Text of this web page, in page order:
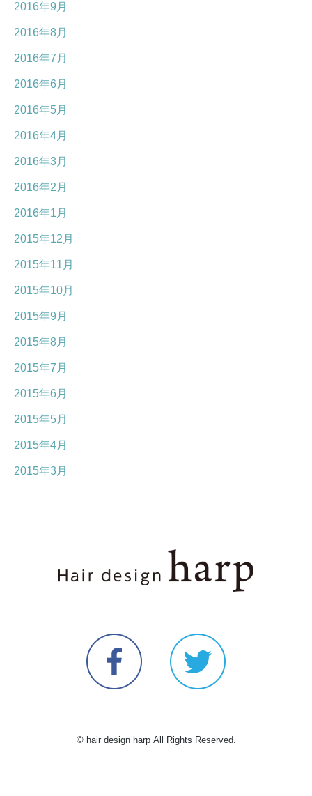
2016年9月
2016年8月
2016年7月
2016年6月
2016年5月
2016年4月
2016年3月
2016年2月
2016年1月
2015年12月
2015年11月
2015年10月
2015年9月
2015年8月
2015年7月
2015年6月
2015年5月
2015年4月
2015年3月
© hair design harp All Rights Reserved.